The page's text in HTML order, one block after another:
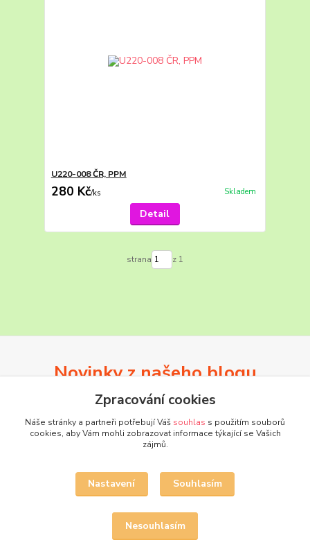
U220-008 ČR, PPM
280 Kč/ks Skladem
Detail
strana z 1
Novinky z našeho blogu
ZNÁMKY NĚMECKÝCH ZAJATECKÝCH TÁBORŮ
Zpracování cookies
Náše stránky a partneři potřebují Váš souhlas s použitím souborů
cookies, aby Vám mohli zobrazovat informace týkající se Vašich
zájmů.
Nastavení Souhlasím
Nesouhlasím